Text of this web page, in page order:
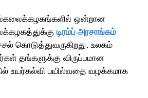
ஒன்றான
டிரம்ப் அரசாங்கம்
கொடுத்துவருகிறது. உலகம்
தங்களுக்கு விருப்பமான
உயர்கல்வி பயில்வதை வழக்கமாக